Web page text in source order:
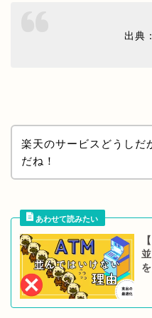
出典：
楽天のサービスどうしだ
だね！